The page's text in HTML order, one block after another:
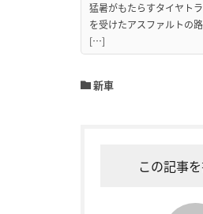
猛暑がもたらすタイヤト
を受けたアスファルトの
[…]
新車
この記事